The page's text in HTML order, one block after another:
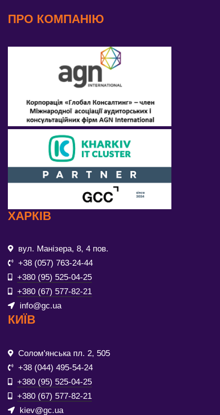
ПРО КОМПАНІЮ
ХАРКІВ
вул. Манізера, 8, 4 пов.
+38 (057) 763-24-44
+380 (95) 525-04-25
+380 (67) 577-82-21
info@gc.ua
КИЇВ
Солом'янська пл. 2, 505
+38 (044) 495-54-24
+380 (95) 525-04-25
+380 (67) 577-82-21
kiev@gc.ua